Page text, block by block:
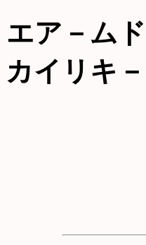
エア－ムド
カイリキ－